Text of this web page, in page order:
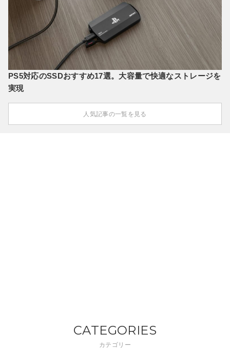
PS5対応のSSDおすすめ17選。大容量で快適なストレージを
実現
人気記事の一覧を見る
CATEGORIES
カテゴリー